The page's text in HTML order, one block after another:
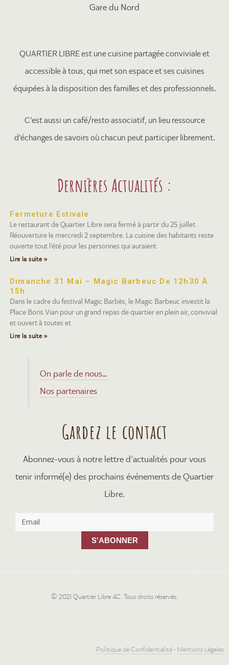
Gare du Nord
QUARTIER LIBRE est une cuisine partagée conviviale et
accessible à tous, qui met son espace et ses cuisines
équipées à la disposition des familles et des professionnels.
C’est aussi un café/resto associatif, un lieu ressource
d’échanges de savoirs où chacun peut participer librement.
Dernières Actualités :
Fermeture Estivale
Le restaurant de Quartier Libre sera fermé à partir du 25 juillet.
Réouverture le mercredi 2 septembre. La cuisine des habitants reste
ouverte tout l’été pour les personnes qui auraient
Lire la suite »
Dimanche 31 Mai – Magic Barbeuc De 12h30 À
15h
Dans le cadre du festival Magic Barbès, le Magic Barbeuc investit la
Place Boris Vian pour un grand repas de quartier en plein air, convivial
et ouvert à toutes et
Lire la suite »
On parle de nous…
Nos partenaires
Gardez le contact
Abonnez-vous à notre lettre d’actualités pour vous
tenir informé(e) des prochains événements de Quartier
Libre.
S'ABONNER
© 2021 Quartier Libre 4C. Tous droits réservés.
Politique de Confidentialité • Mentions Légales